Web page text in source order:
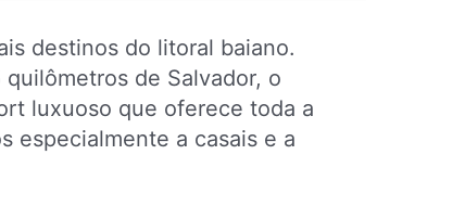
destinos do litoral baiano.
de Salvador, o
luxuoso que oferece toda a
especialmente a casais e a